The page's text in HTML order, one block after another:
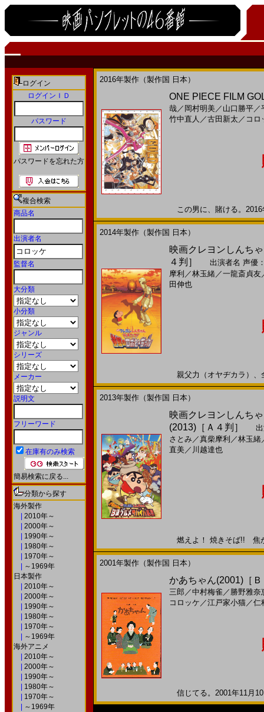
ログイン
ログインＩＤ
パスワード
パスワードを忘れた方
複合検索
商品名
出演者名
監督名
大分類
小分類
ジャンル
シリーズ
メーカー
説明文
フリーワード
在庫有のみ検索
簡易検索に戻る...
分類から探す
海外製作
2010年～
2000年～
1990年～
1980年～
1970年～
～1969年
日本製作
2010年～
2000年～
1990年～
1980年～
1970年～
～1969年
海外アニメ
2010年～
2000年～
1990年～
1980年～
1970年～
～1969年
2016年製作（製作国 日本）
ONE PIECE FILM
哉／ 岡村明美／ 山口勝平／
竹中直人 ／古田新太 ／ コロ
この男に、賭ける。
2014年製作（製作国 日本）
映画クレヨンしんち
４判］
出演者名 声優
摩利 ／林玉緒／一龍斎貞友
田伸也
親父力（オヤヂカラ）
2013年製作（製作国 日本）
映画クレヨンしんち
(2013)［Ａ４判］
出
さとみ／真柴摩利 ／林玉緒
直美／ 川越達也
燃えよ！ 焼きそば!! 焦
2001年製作（製作国 日本）
かあちゃん(2001)［
三郎 ／中村梅雀 ／ 勝野雅奈
コロッケ ／江戸家小猫／仁
信じてる。2001年11月